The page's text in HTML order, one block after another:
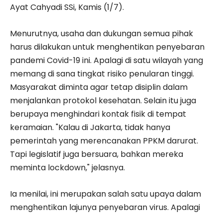
Ayat Cahyadi SSi, Kamis (1/7).
Menurutnya, usaha dan dukungan semua pihak
harus dilakukan untuk menghentikan penyebaran
pandemi Covid-19 ini. Apalagi di satu wilayah yang
memang di sana tingkat risiko penularan tinggi.
Masyarakat diminta agar tetap disiplin dalam
menjalankan protokol kesehatan. Selain itu juga
berupaya menghindari kontak fisik di tempat
keramaian. "Kalau di Jakarta, tidak hanya
pemerintah yang merencanakan PPKM darurat.
Tapi legislatif juga bersuara, bahkan mereka
meminta lockdown," jelasnya.
Ia menilai, ini merupakan salah satu upaya dalam
menghentikan lajunya penyebaran virus. Apalagi